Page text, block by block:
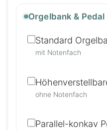
Orgelbank & Pedal
Standard
mit Notenfach
ohne Notenfach
Parallel-konkav